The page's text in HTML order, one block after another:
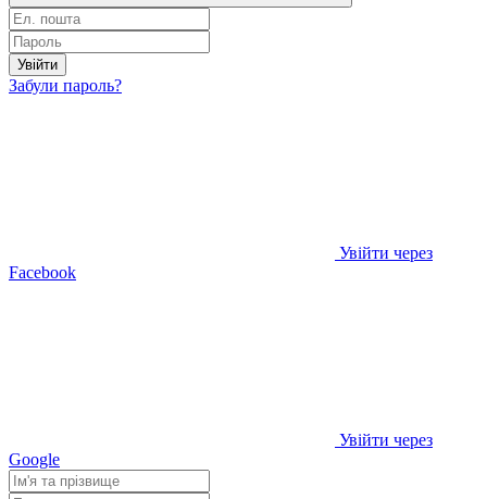
Увійти
Забули пароль?
Увійти через
Facebook
Увійти через
Google